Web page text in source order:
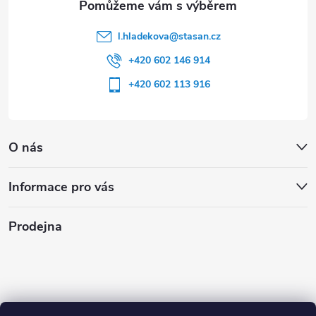
O nás
Informace pro vás
l.hladekova@stasan.cz
+420 602 146 914
+420 602 113 916
Prodejna